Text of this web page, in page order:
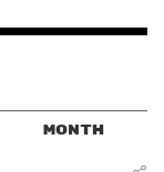
MONTH